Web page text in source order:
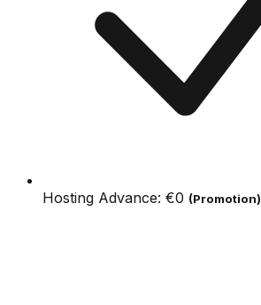
Hosting Advance: €0 (Promotion)